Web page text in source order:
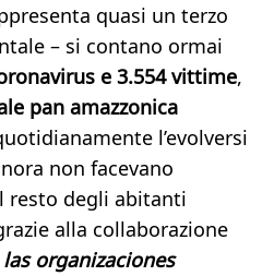
quasi un terzo
– si contano ormai
e 3.554 vittime,
pan amazzonica
l’evolversi
non facevano
resto degli abitanti
alla collaborazione
organizaciones